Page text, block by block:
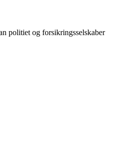
politiet og forsikringsselskaber